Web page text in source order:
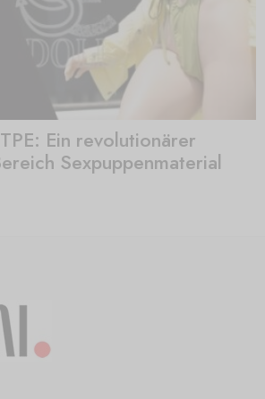
Ein revolutionärer
Sexpuppenmaterial